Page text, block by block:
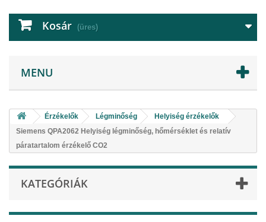
Kosár (üres)
MENU
Érzékelők Légminőség
Helyiség érzékelők
Siemens QPA2062 Helyiség légminőség, hőmérséklet és relatív
páratartalom érzékelő CO2
KATEGÓRIÁK